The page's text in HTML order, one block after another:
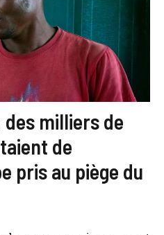
des milliers de
de
pris au piège du